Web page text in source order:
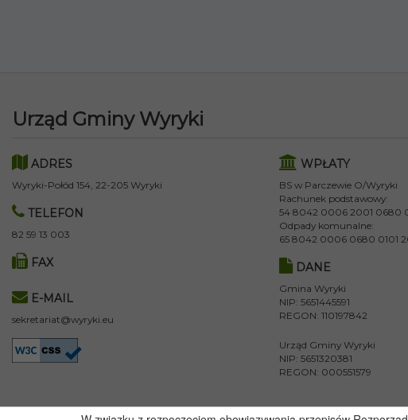
Urząd Gminy Wyryki
ADRES
Wyryki-Połód 154, 22-205 Wyryki
TELEFON
82 59 13 003
FAX
E-MAIL
sekretariat@wyryki.eu
WPŁATY
BS w Parczewie O/Wyryki
Rachunek podstawowy:
54 8042 0006 2001 0680
Odpady komunalne:
65 8042 0006 0680 0101
DANE
Gmina Wyryki
NIP: 5651445591
REGON: 110197842
Urząd Gminy Wyryki
NIP: 5651320381
REGON: 000551579